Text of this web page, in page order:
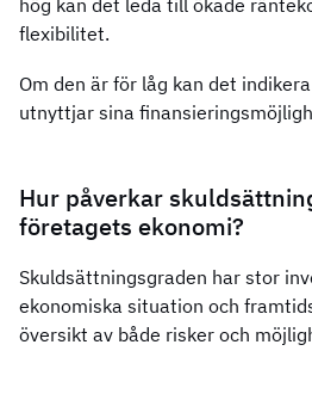
hög kan det leda till ökade
flexibilitet.
Om den är för låg kan det
utnyttjar sina
Hur påverkar
företagets ekonomi?
Skuldsättningsgraden har stor
ekonomiska situation och
översikt av både risker och